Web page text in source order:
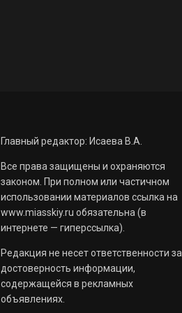
Главный редактор: Исаева В.А.
Все права защищены и охраняются
законом. При полном или частичном
использовании материалов ссылка на
www.miasskiy.ru обязательна (в
интернете — гиперссылка).
Редакция не несет ответственности за
достоверность информации,
содержащейся в рекламных
объявлениях.